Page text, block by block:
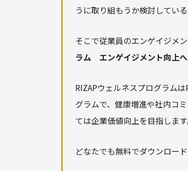
うに取り組もうか検討してい
そこで従業員のエンゲイジメ
ラム エンゲイジメント向上へ
RIZAPウェルネスプログラム
グラムで、健康増進や社内コ
ては企業価値向上を目指します
どなたでも無料でダウンロー